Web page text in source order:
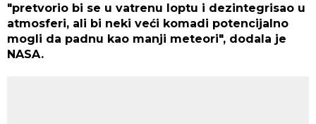
"pretvorio bi se u vatrenu loptu i dezintegrisao u
atmosferi, ali bi neki veći komadi potencijalno
mogli da padnu kao manji meteori", dodala je
NASA.